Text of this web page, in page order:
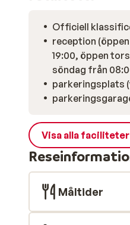
Officiell
reception
19:00, öppen
söndag från
parkeringsplats
Visa alla faciliteter
Måltider